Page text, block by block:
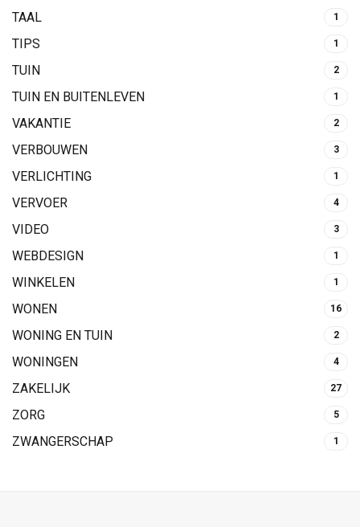
TAAL 1
TIPS 1
TUIN 2
TUIN EN BUITENLEVEN 1
VAKANTIE 2
VERBOUWEN 3
VERLICHTING 1
VERVOER 4
VIDEO 3
WEBDESIGN 1
WINKELEN 1
WONEN 16
WONING EN TUIN 2
WONINGEN 4
ZAKELIJK 27
ZORG 5
ZWANGERSCHAP 1